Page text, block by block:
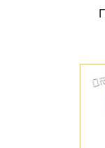
Марка картона: Т-
Доступное